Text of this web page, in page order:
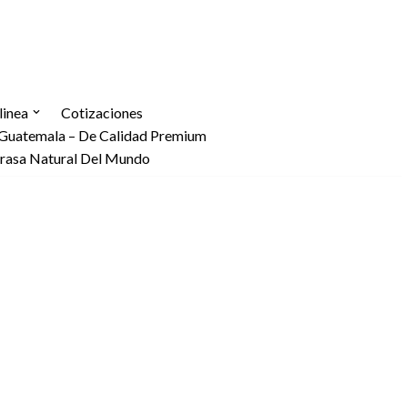
Cotizaciones
– De Calidad Premium
Natural Del Mundo